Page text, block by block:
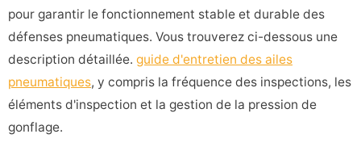
pour garantir le fonctionnement stable et durable des
défenses pneumatiques. Vous trouverez ci-dessous une
description détaillée. guide d'entretien des ailes
pneumatiques, y compris la fréquence des inspections, les
éléments d'inspection et la gestion de la pression de
gonflage.